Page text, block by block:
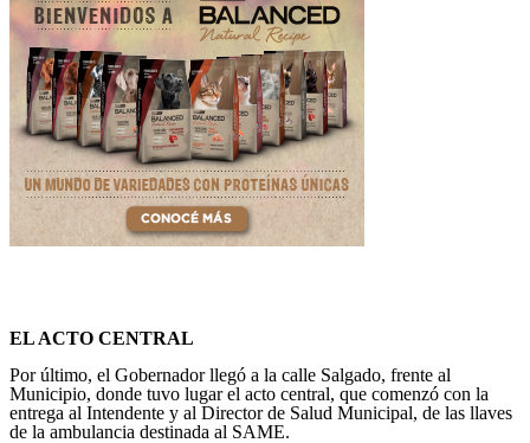
EL ACTO CENTRAL
Por último, el Gobernador llegó a la calle Salgado, frente al
Municipio, donde tuvo lugar el acto central, que comenzó con la
entrega al Intendente y al Director de Salud Municipal, de las llaves
de la ambulancia destinada al SAME.